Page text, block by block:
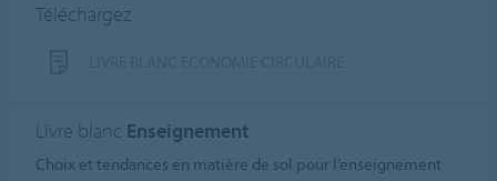
Téléchargez
Livre blanc Enseignement
Choix et tendances en matière de sol pour l’enseignement